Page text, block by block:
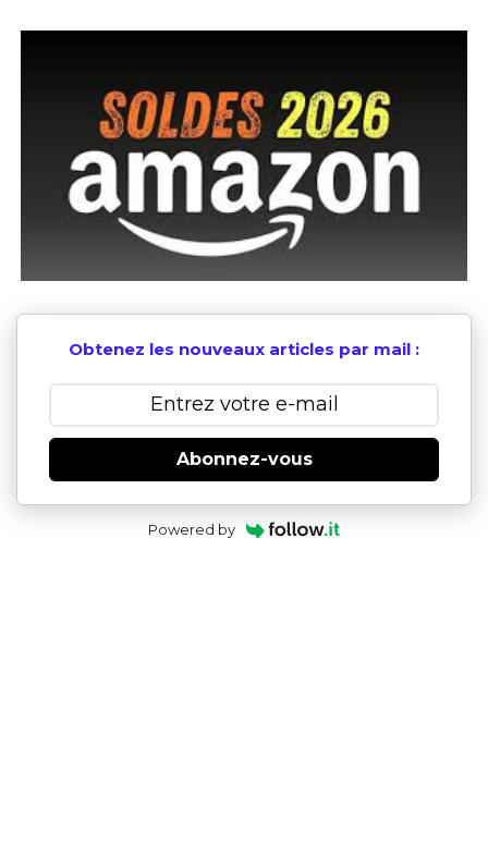
Obtenez les nouveaux articles par mail :
Abonnez-vous
Powered by